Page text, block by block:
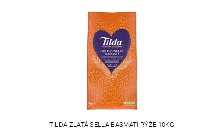
TILDA ZLATÁ SELLA BASMATI RÝŽE 10KG